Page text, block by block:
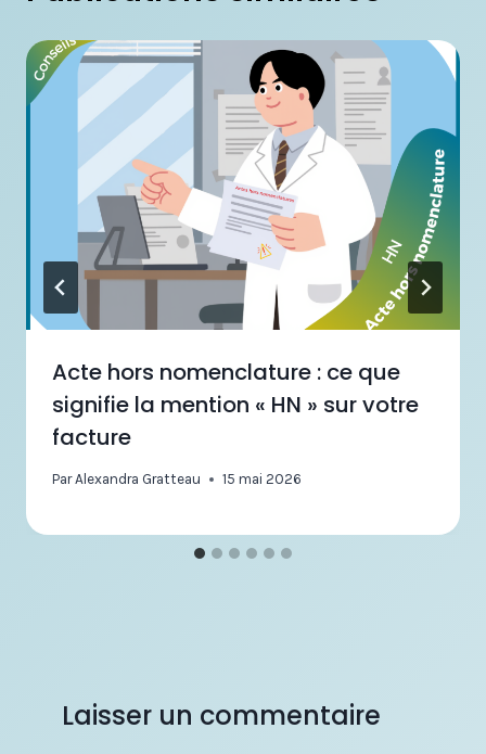
Acte hors nomenclature : ce que
signifie la mention « HN » sur votre
facture
Par Alexandra Gratteau 15 mai 2026
Laisser un commentaire